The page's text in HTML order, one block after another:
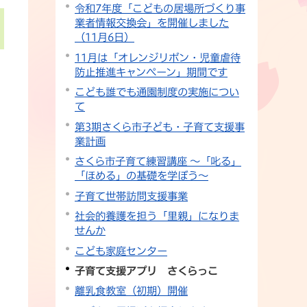
令和7年度「こどもの居場所づくり事
業者情報交換会」を開催しました
（11月6日）
11月は「オレンジリボン・児童虐待
防止推進キャンペーン」期間です
こども誰でも通園制度の実施につい
て
第3期さくら市子ども・子育て支援事
業計画
さくら市子育て練習講座 ～「叱る」
「ほめる」の基礎を学ぼう～
子育て世帯訪問支援事業
社会的養護を担う「里親」になりま
せんか
こども家庭センター
子育て支援アプリ さくらっこ
離乳食教室（初期）開催